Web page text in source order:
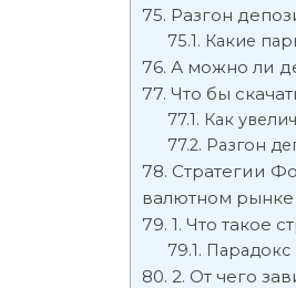
Разгон
Какие
А можно ли
Что бы
Как
Разгон
Стратегии
валютном
1. Что такое
Парадокс
2. От чего